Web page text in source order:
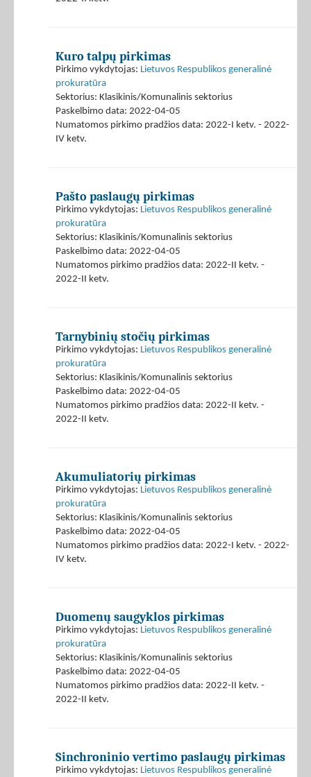
Kuro talpų pirkimas
Pirkimo vykdytojas: Lietuvos Respublikos generalinė
prokuratūra
Sektorius: Klasikinis/Komunalinis sektorius
Paskelbimo data: 2022-04-05
Numatomos pirkimo pradžios data: 2022-I ketv. - 2022-
IV ketv.
Pašto paslaugų pirkimas
Pirkimo vykdytojas: Lietuvos Respublikos generalinė
prokuratūra
Sektorius: Klasikinis/Komunalinis sektorius
Paskelbimo data: 2022-04-05
Numatomos pirkimo pradžios data: 2022-II ketv. -
2022-II ketv.
Tarnybinių stočių pirkimas
Pirkimo vykdytojas: Lietuvos Respublikos generalinė
prokuratūra
Sektorius: Klasikinis/Komunalinis sektorius
Paskelbimo data: 2022-04-05
Numatomos pirkimo pradžios data: 2022-II ketv. -
2022-II ketv.
Akumuliatorių pirkimas
Pirkimo vykdytojas: Lietuvos Respublikos generalinė
prokuratūra
Sektorius: Klasikinis/Komunalinis sektorius
Paskelbimo data: 2022-04-05
Numatomos pirkimo pradžios data: 2022-I ketv. - 2022-
IV ketv.
Duomenų saugyklos pirkimas
Pirkimo vykdytojas: Lietuvos Respublikos generalinė
prokuratūra
Sektorius: Klasikinis/Komunalinis sektorius
Paskelbimo data: 2022-04-05
Numatomos pirkimo pradžios data: 2022-II ketv. -
2022-II ketv.
Sinchroninio vertimo paslaugų pirkimas
Pirkimo vykdytojas: Lietuvos Respublikos generalinė